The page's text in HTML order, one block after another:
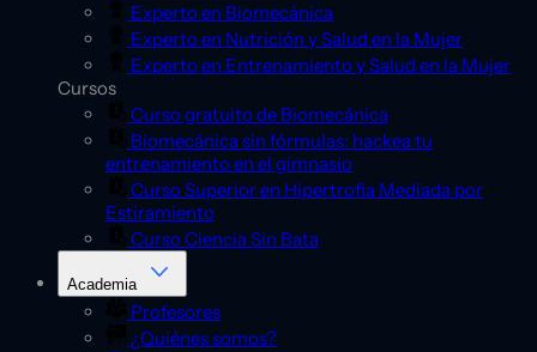
Experto en Biomecánica
Experto en Nutrición y Salud en la Mujer
Experto en Entrenamiento y Salud en la Mujer
Cursos
Curso gratuito de Biomecánica
Biomecánica sin fórmulas: hackea tu
entrenamiento en el gimnasio
Curso Superior en Hipertrofia Mediada por
Estiramiento
Curso Ciencia Sin Bata
Academia
Profesores
¿Quiénes somos?